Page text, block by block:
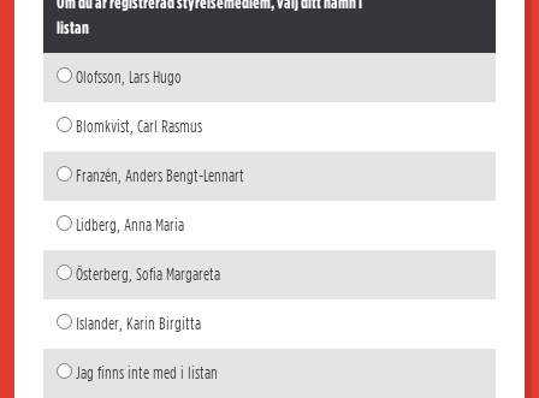
listan
Olofsson, Lars Hugo
Blomkvist, Carl Rasmus
Franzén, Anders Bengt-Lennart
Lidberg, Anna Maria
Österberg, Sofia Margareta
Islander, Karin Birgitta
Jag finns inte med i listan